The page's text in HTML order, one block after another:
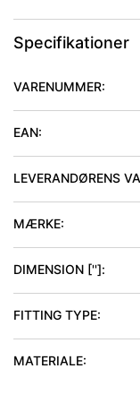
Specifikationer
VARENUMMER:
EAN:
LEVERANDØRENS
MÆRKE:
DIMENSION ['']:
FITTING TYPE:
MATERIALE: